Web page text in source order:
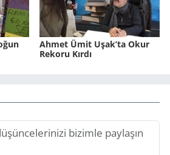
Ahmet Ümit Uşak’ta Okur
Rekoru Kırdı